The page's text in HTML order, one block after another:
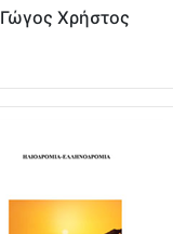
Γώγος Χρήστος